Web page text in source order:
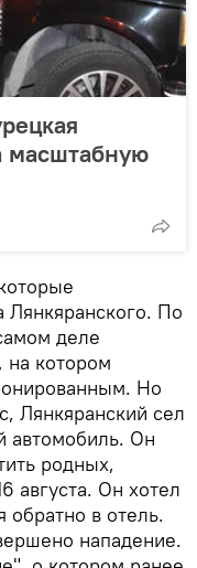
масштабную
Лянкяранского. По
деле
на котором
Но
Лянкяранcкий сел
автомобиль. Он
родных,
августа. Он хотел
обратно в отель.
нападение.